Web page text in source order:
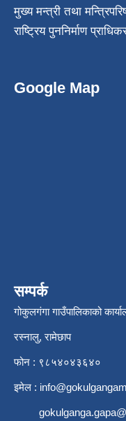
मुख्य मन्त्री तथा
राष्ट्रिय पुननिर्माण
Google Map
सम्पर्क
गोकुलगंगा गाउँपालिकाको
रस्नालु, रामेछाप
फोन : ९८५४०४३६४०
इमेल :